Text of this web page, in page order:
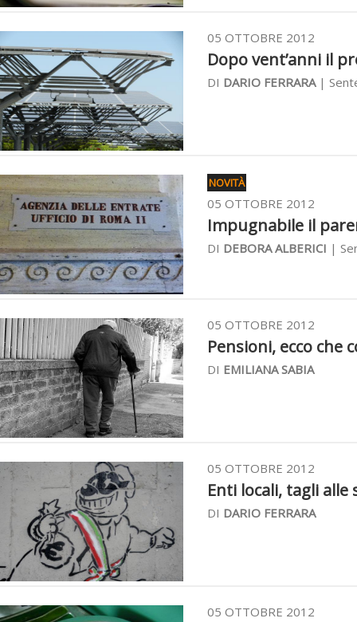
05 OTTOBRE 2012
Dopo vent’anni il
DI DARIO FERRARA|
NOVITÀ
05 OTTOBRE 2012
Impugnabile il
DI DEBORA ALBERICI |
05 OTTOBRE 2012
Pensioni, ecco che
DI EMILIANA SABIA
05 OTTOBRE 2012
Enti locali, tagli alle
DI DARIO FERRARA
05 OTTOBRE 2012